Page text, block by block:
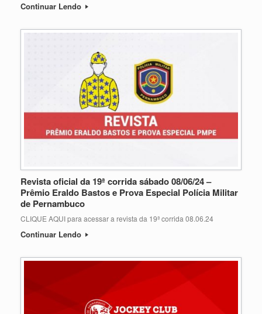
Continuar Lendo
Revista oficial da 19ª corrida sábado 08/06/24 –
Prêmio Eraldo Bastos e Prova Especial Polícia Militar
de Pernambuco
CLIQUE AQUI para acessar a revista da 19ª corrida 08.06.24
Continuar Lendo